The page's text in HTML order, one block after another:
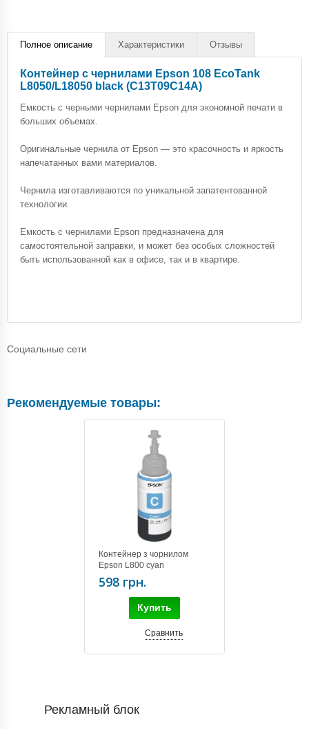
Полное описание Характеристики Отзывы
Контейнер с чернилами Epson 108 EcoTank
L8050/L18050 black (C13T09C14A)
Емкость с черными чернилами Epson для экономной печати в
больших объемах.
Оригинальные чернила от Epson — это красочность и яркость
напечатанных вами материалов.
Чернила изготавливаются по уникальной запатентованной
технологии.
Емкость с чернилами Epson предназначена для
самостоятельной заправки, и может без особых сложностей
быть использованной как в офисе, так и в квартире.
Социальные сети
Рекомендуемые товары:
Контейнер з чорнилом
Epson L800 cyan
(C13T67324A)
598 грн.
Купить
Сравнить
Рекламный блок